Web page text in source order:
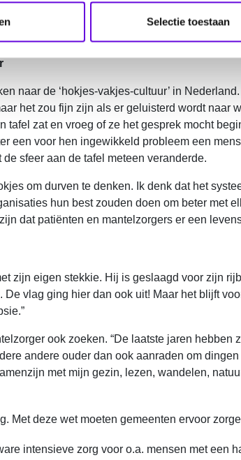
Selectie toestaan
moeten we de volgende dag wel weer
naar de ‘hokjes-vakjes-cultuur’ in
het zou fijn zijn als er geluisterd wordt naar
tafel zat en vroeg of ze het gesprek mocht
een voor hen ingewikkeld probleem een
sfeer aan de tafel meteen veranderde.
om durven te denken. Ik denk dat het
hun best zouden doen om beter met
dat patiënten en mantelzorgers er een
zijn eigen stekkie. Hij is geslaagd voor zijn
vlag ging hier dan ook uit! Maar het blijft
ook zoeken. “De laatste jaren
andere ouder dan ook aanraden om
met mijn gezin, lezen, wandelen,
Met deze wet moeten gemeenten ervoor
intensieve zorg voor o.a. mensen met een